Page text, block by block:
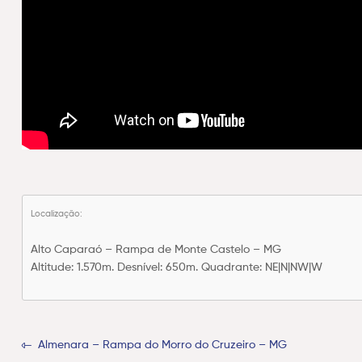
Localização:
Alto Caparaó – Rampa de Monte Castelo – MG
Altitude: 1.570m. Desnível: 650m. Quadrante: NE|N|NW|W
Almenara – Rampa do Morro do Cruzeiro – MG